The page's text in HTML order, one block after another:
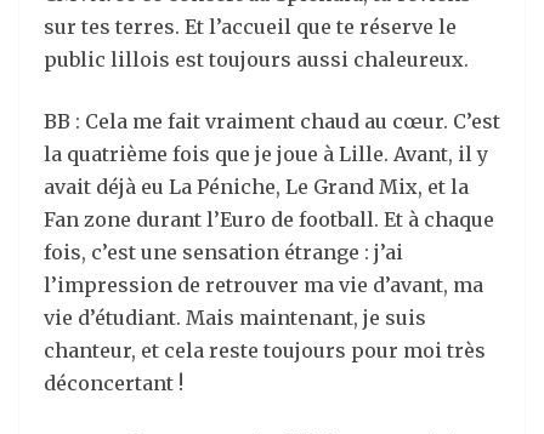
sur tes terres. Et l’accueil que te réserve le
public lillois est toujours aussi chaleureux.
BB : Cela me fait vraiment chaud au cœur. C’est
la quatrième fois que je joue à Lille. Avant, il y
avait déjà eu La Péniche, Le Grand Mix, et la
Fan zone durant l’Euro de football. Et à chaque
fois, c’est une sensation étrange : j’ai
l’impression de retrouver ma vie d’avant, ma
vie d’étudiant. Mais maintenant, je suis
chanteur, et cela reste toujours pour moi très
déconcertant !